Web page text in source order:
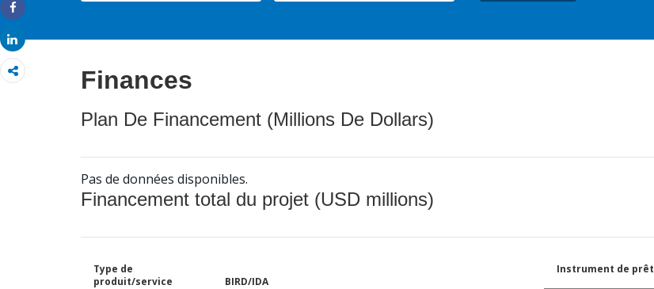
Share
Share
Finances
Plan De Financement (Millions De Dollars)
Pas de données disponibles.
Financement total du projet (USD millions)
Type de
produit/service
BIRD/IDA
Instrument de prêt